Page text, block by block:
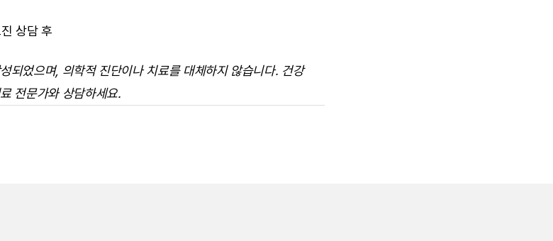
상담 후
되었으며, 의학적 진단이나 치료를 대체하지 않습니다. 건강
전문가와 상담하세요.